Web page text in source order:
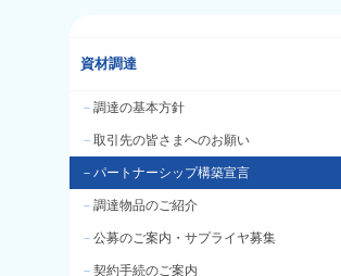
資材調達
－ 調達の基本方針
－ 取引先の皆さまへのお願い
－ パートナーシップ構築宣言
－ 調達物品のご紹介
－ 公募のご案内・サプライヤ募集
－ 契約手続のご案内